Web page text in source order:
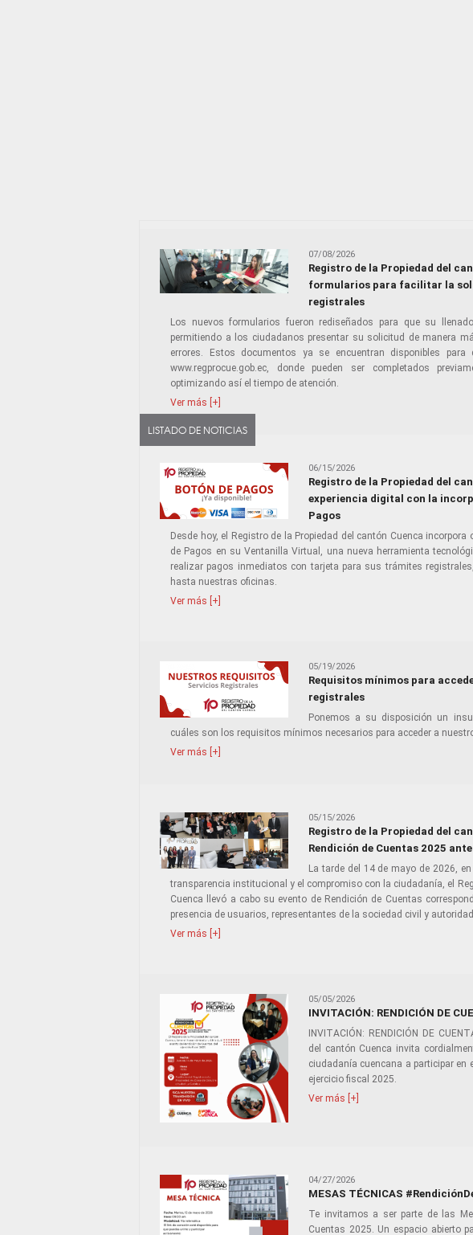
LISTADO DE NOTICIAS
07/08/2026
Registro de la Propiedad del
formularios para facilitar la
registrales
Los nuevos formularios fueron rediseñados para que su
permitiendo a los ciudadanos presentar su solicitud de manera
errores. Estos documentos ya se encuentran disponibles
www.regprocue.gob.ec, donde pueden ser completados
optimizando así el tiempo de atención.
Ver más [+]
06/15/2026
Registro de la Propiedad del
experiencia digital con la
Pagos
Desde hoy, el Registro de la Propiedad del cantón Cuenca
de Pagos en su Ventanilla Virtual, una nueva herramienta
realizar pagos inmediatos con tarjeta para sus trámites
hasta nuestras oficinas.
Ver más [+]
05/19/2026
Requisitos mínimos para
registrales
Ponemos a su disposición un
cuáles son los requisitos mínimos necesarios para acceder a
Ver más [+]
05/15/2026
Registro de la Propiedad del
Rendición de Cuentas 2025
La tarde del 14 de mayo de 2026,
transparencia institucional y el compromiso con la ciudadanía, el
Cuenca llevó a cabo su evento de Rendición de Cuentas
presencia de usuarios, representantes de la sociedad civil y
Ver más [+]
05/05/2026
INVITACIÓN: RENDICIÓN DE
INVITACIÓN: RENDICIÓN DE
del cantón Cuenca invita
ciudadanía cuencana a participar en
ejercicio fiscal 2025.
Ver más [+]
04/27/2026
MESAS TÉCNICAS
Te invitamos a ser parte de las
Cuentas 2025. Un espacio abierto